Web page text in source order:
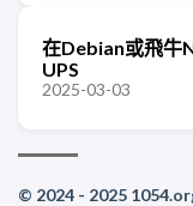
在Debian或飛牛
UPS
2025-03-03
© 2024 - 2025